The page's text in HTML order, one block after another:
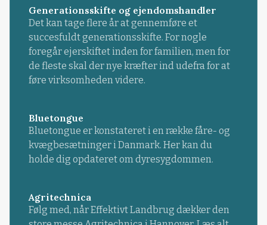
Generationsskifte og ejendomshandler
Det kan tage flere år at gennemføre et
succesfuldt generationsskifte. For nogle
foregår ejerskiftet inden for familien, men for
de fleste skal der nye kræfter ind udefra for at
føre virksomheden videre.
Bluetongue
Bluetongue er konstateret i en række fåre- og
kvægbesætninger i Danmark. Her kan du
holde dig opdateret om dyresygdommen.
Agritechnica
Følg med, når Effektivt Landbrug dækker den